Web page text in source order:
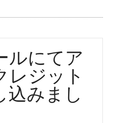
ルにてア
レジット
込みまし